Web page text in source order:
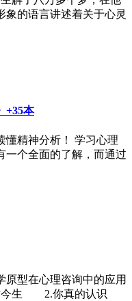
象的语言讲述着关于心灵
+35本
懂精神分析！ 学习心理
一个全面的了解，而通过
原型在心理咨询中的应用
今生 2.你真的认识